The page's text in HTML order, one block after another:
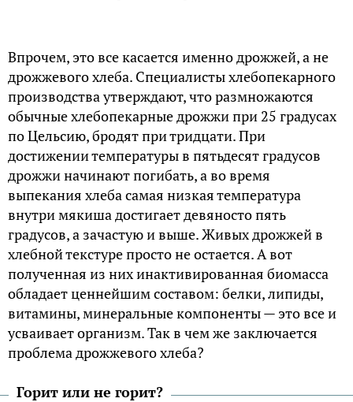
Впрочем, это все касается именно дрожжей, а не
дрожжевого хлеба. Специалисты хлебопекарного
производства утверждают, что размножаются
обычные хлебопекарные дрожжи при 25 градусах
по Цельсию, бродят при тридцати. При
достижении температуры в пятьдесят градусов
дрожжи начинают погибать, а во время
выпекания хлеба самая низкая температура
внутри мякиша достигает девяносто пять
градусов, а зачастую и выше. Живых дрожжей в
хлебной текстуре просто не остается. А вот
полученная из них инактивированная биомасса
обладает ценнейшим составом: белки, липиды,
витамины, минеральные компоненты — это все и
усваивает организм. Так в чем же заключается
проблема дрожжевого хлеба?
Горит или не горит?